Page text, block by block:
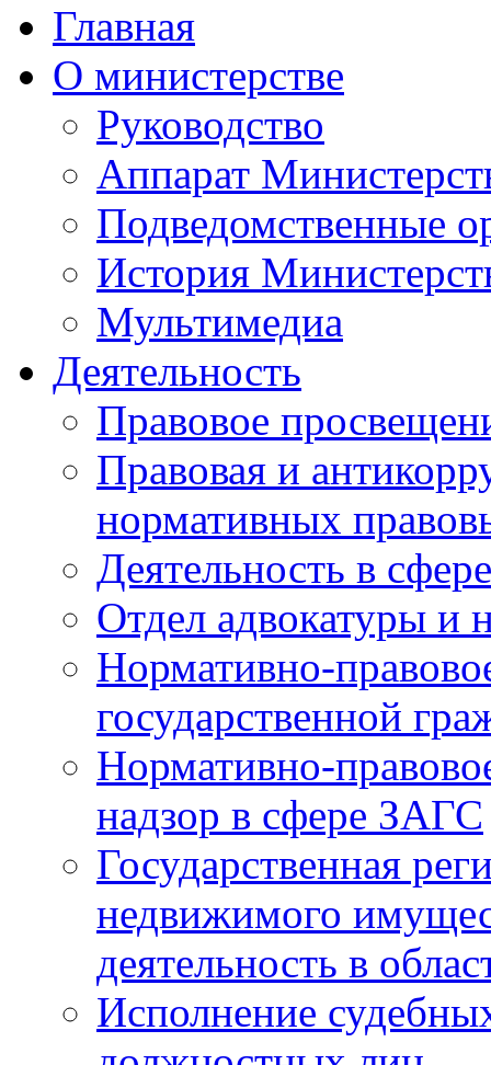
Главная
О министерстве
Руководство
Аппарат
Подведомственные
История
Мультимедиа
Деятельность
Правовое
Правовая и
нормативных
Деятельность в
Отдел адвокатуры и
Нормативно-
государственной
Нормативно-
надзор в сфере ЗАГС
Государственная
недвижимого
деятельность в
Исполнение